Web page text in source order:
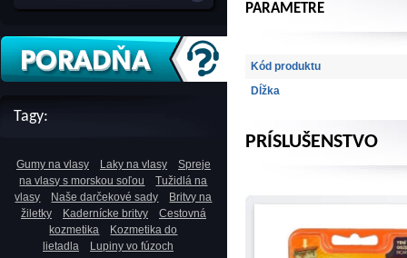
Tagy:
Gumy na vlasy Laky na vlasy
Spreje
na vlasy s morskou soľou
Tužidlá na
vlasy
Naše darčekové sady
Britvy na
žiletky
Kadernícke britvy
Cestovná
kozmetika
Kozmetika do
lietadla
Lupiny vo fúzoch
PARAMETRE
Kód produktu
Dĺžka
PRÍSLUŠENSTVO